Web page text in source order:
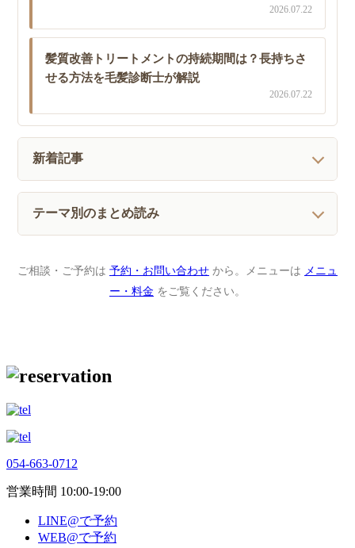
2026.07.22
髪質改善トリートメントの持続期間は？長持ちさ
せる方法を毛髪診断士が解説
2026.07.22
新着記事
テーマ別のまとめ読み
ご相談・ご予約は 予約・お問い合わせ から。メニューは メニュ
ー・料金 をご覧ください。
054-663-0712
営業時間 10:00-19:00
LINE@で予約
WEB@で予約